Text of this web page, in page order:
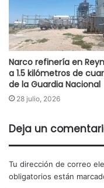
Narco refinería en
a 1.5 kilómetros de
de la Guardia Nacional
28 julio, 2026
Deja un
Tu dirección de correo
obligatorios están